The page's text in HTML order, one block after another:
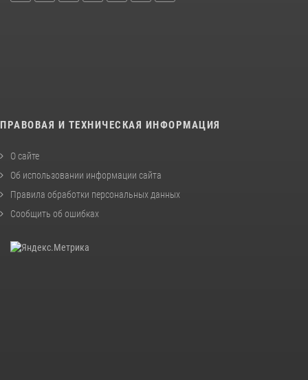
ПРАВОВАЯ И ТЕХНИЧЕСКАЯ ИНФОРМАЦИЯ
О сайте
Об использовании информации сайта
Правила обработки персональных данных
Сообщить об ошибках